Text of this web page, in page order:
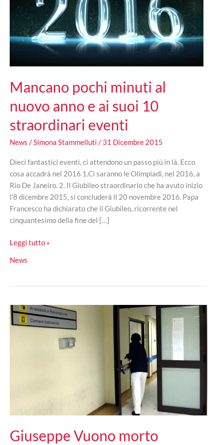
Mancano pochi minuti al
nuovo anno e ai suoi 10
straordinari eventi
News /Simona Stammelluti / 31 Dicembre 2015
Dieci fantastici eventi, ci attendono un passo più in là. Ecco
cosa accadrà nel 2016 1.Ci saranno le Olimpiadi, nel 2016, a
Rio De Janeiro. 2. Il Giubileo straordinario che ha avuto inizio
l’8 dicembre 2015, si concluderà il 20 novembre 2016. Papa
Francesco ha dichiarato che il Giubileo, ricorrente nel
cinquantesimo della fine del […]
Mancano
minuti
nuovo
e
ai
Leggi tutto »
News
Giuseppe Vuono morto